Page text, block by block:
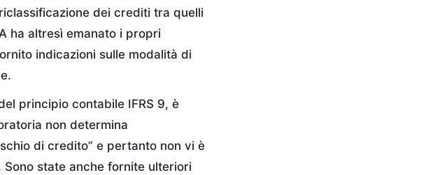
dei crediti tra quelli
ha altresì emanato i propri
indicazioni sulle modalità di
principio contabile IFRS 9, è
non determina
di credito” e pertanto non vi è
Sono state anche fornite ulteriori